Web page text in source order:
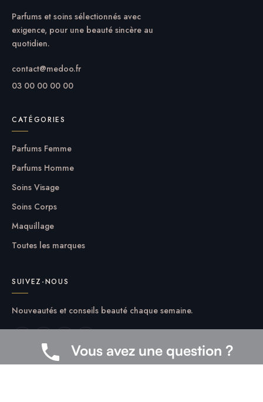
Parfums et soins sélectionnés avec
exigence, pour une beauté sincère au
quotidien.
contact@medoo.fr
03 00 00 00 00
CATÉGORIES
Parfums Femme
Parfums Homme
Soins Visage
Soins Corps
Maquillage
Toutes les marques
SUIVEZ-NOUS
Nouveautés et conseils beauté chaque semaine.
Vous avez une question ?